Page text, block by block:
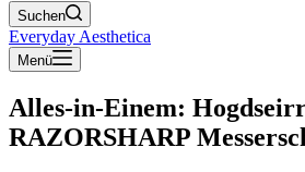
Suchen
Everyday Aesthetica
Menü
Alles-in-Einem:
RAZORSHARP